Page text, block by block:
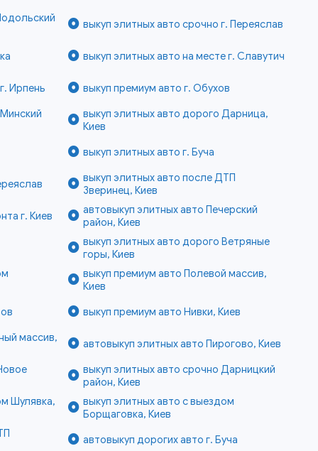
выкуп элитных авто срочно г. Переяслав
выкуп элитных авто на месте г. Славутич
Ирпень
выкуп премиум авто г. Обухов
выкуп элитных авто дорого Дарница,
Киев
выкуп элитных авто г. Буча
выкуп элитных авто после ДТП
Зверинец, Киев
г. Киев
автовыкуп элитных авто Печерский
район, Киев
выкуп элитных авто дорого Ветряные
горы, Киев
выкуп премиум авто Полевой массив,
Киев
выкуп премиум авто Нивки, Киев
массив,
автовыкуп элитных авто Пирогово, Киев
выкуп элитных авто срочно Дарницкий
район, Киев
Шулявка,
выкуп элитных авто с выездом
Борщаговка, Киев
автовыкуп дорогих авто г. Буча